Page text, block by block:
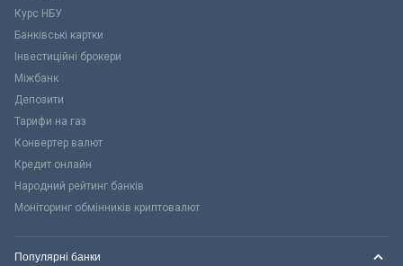
Курс НБУ
Банківські картки
Інвестиційні брокери
Міжбанк
Депозити
Тарифи на газ
Конвертер валют
Кредит онлайн
Народний рейтинг банків
Моніторинг обмінників криптовалют
Популярні банки